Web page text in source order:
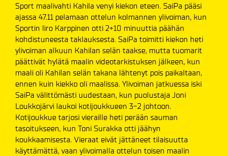
Sport maalivahti Kahila venyi kiekon eteen. SaiPa pääsi
ajassa 47.11 pelamaan ottelun kolmannen ylivoiman, kun
Sportin Iiro Karppinen otti 2+10 minuuttia päähän
kohdistuneesta taklauksesta. SaiPa toimitti kiekon heti
ylivoiman alkuun Kahilan selän taakse, mutta tuomarit
päättivät hylätä maalin videotarkistuksen jälkeen, kun
maali oli Kahilan selän takana lähtenyt pois paikaltaan,
ennen kuin kiekko oli maalissa. Ylivoiman jatkuessa iski
SaiPa välittömästi uudestaan, kun puolustaja Joni
Loukkojärvi laukoi kotijoukkueen 3-2 johtoon.
Kotijoukkue tarjosi vieraille heti perään sauman
tasoitukseen, kun Toni Surakka otti jäähyn
koukkaamisesta. Vieraat eivät jättäneet tilaisuutta
käyttämättä, vaan ylivoimalla ottelun toisen maalin